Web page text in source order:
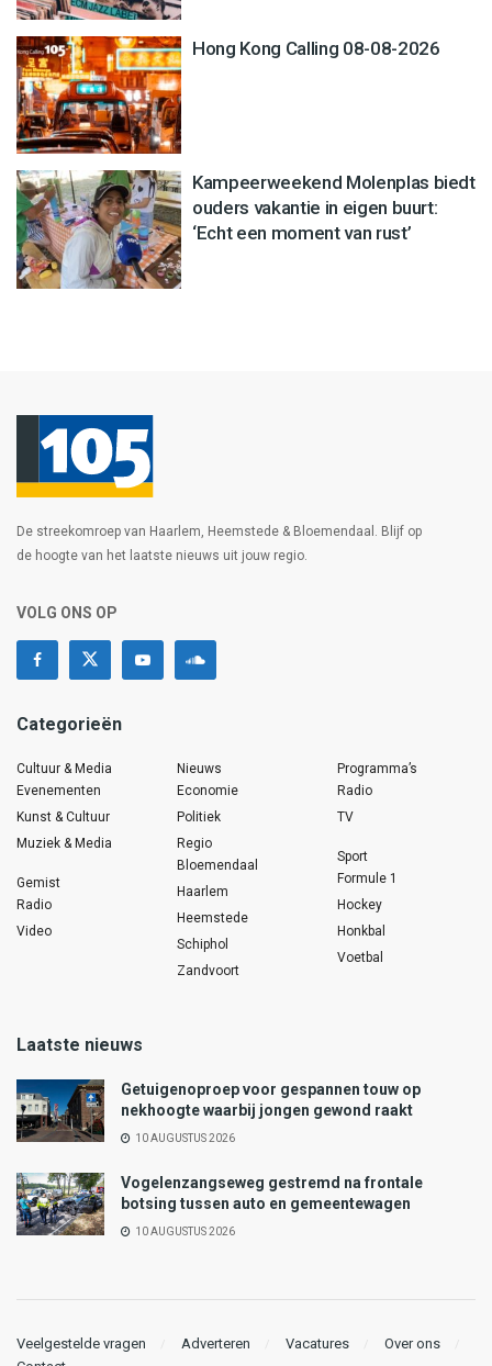
Hong Kong Calling 08-08-2026
Kampeerweekend Molenplas biedt
ouders vakantie in eigen buurt:
‘Echt een moment van rust’
De streekomroep van Haarlem, Heemstede & Bloemendaal. Blijf op
de hoogte van het laatste nieuws uit jouw regio.
VOLG ONS OP
Categorieën
Cultuur & Media
Evenementen
Kunst & Cultuur
Muziek & Media
Gemist
Radio
Video
Nieuws
Economie
Politiek
Regio
Bloemendaal
Haarlem
Heemstede
Schiphol
Zandvoort
Programma’s
Radio
TV
Sport
Formule 1
Hockey
Honkbal
Voetbal
Laatste nieuws
Getuigenoproep voor gespannen touw op
nekhoogte waarbij jongen gewond raakt
10 AUGUSTUS 2026
Vogelenzangseweg gestremd na frontale
botsing tussen auto en gemeentewagen
10 AUGUSTUS 2026
Veelgestelde vragen Adverteren Vacatures
Over ons